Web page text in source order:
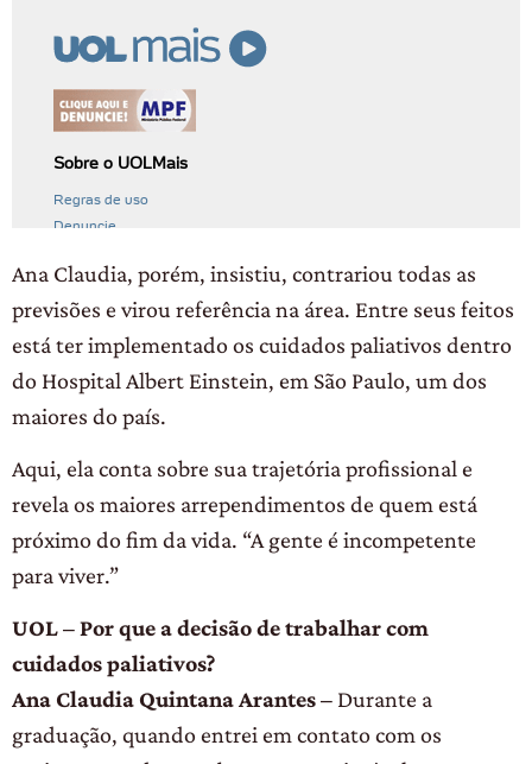
Ana Claudia, porém, insistiu, contrariou todas as
previsões e virou referência na área. Entre seus feitos
está ter implementado os cuidados paliativos dentro
do Hospital Albert Einstein, em São Paulo, um dos
maiores do país.
Aqui, ela conta sobre sua trajetória profissional e
revela os maiores arrependimentos de quem está
próximo do fim da vida. “A gente é incompetente
para viver.”
UOL – Por que a decisão de trabalhar com
cuidados paliativos?
Ana Claudia Quintana Arantes – Durante a
graduação, quando entrei em contato com os